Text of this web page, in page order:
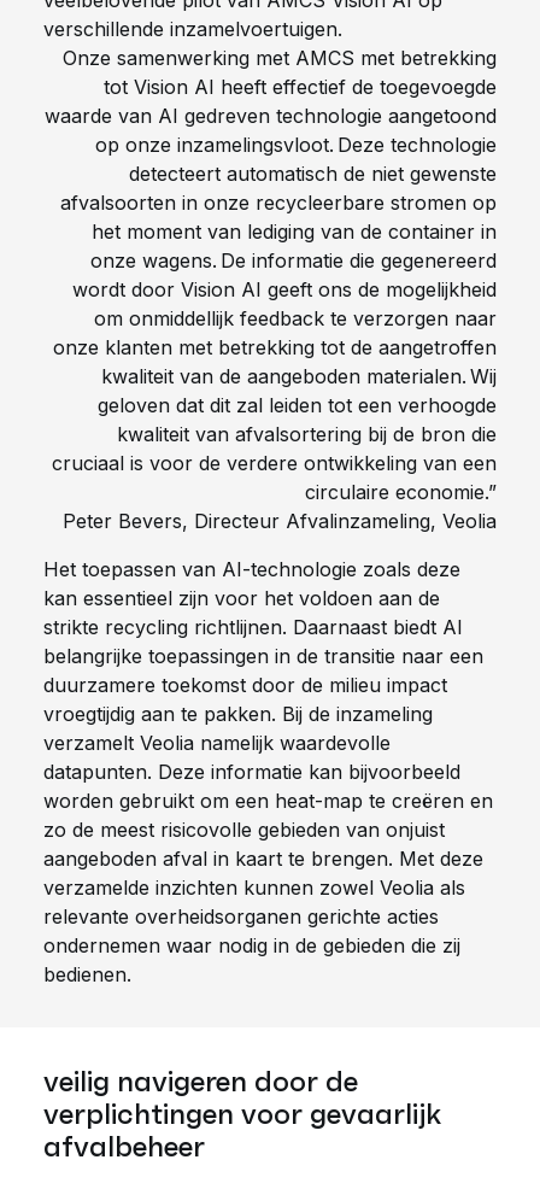
verschillende inzamelvoertuigen.
Onze samenwerking met AMCS met betrekking
tot Vision AI heeft effectief de toegevoegde
waarde van AI gedreven technologie aangetoond
op onze inzamelingsvloot. Deze technologie
detecteert automatisch de niet gewenste
afvalsoorten in onze recycleerbare stromen op
het moment van lediging van de container in
onze wagens. De informatie die gegenereerd
wordt door Vision AI geeft ons de mogelijkheid
om onmiddellijk feedback te verzorgen naar
onze klanten met betrekking tot de aangetroffen
kwaliteit van de aangeboden materialen. Wij
geloven dat dit zal leiden tot een verhoogde
kwaliteit van afvalsortering bij de bron die
cruciaal is voor de verdere ontwikkeling van een
circulaire economie.”
Peter Bevers, Directeur Afvalinzameling, Veolia
Het toepassen van AI-technologie zoals deze
kan essentieel zijn voor het voldoen aan de
strikte recycling richtlijnen. Daarnaast biedt AI
belangrijke toepassingen in de transitie naar een
duurzamere toekomst door de milieu impact
vroegtijdig aan te pakken. Bij de inzameling
verzamelt Veolia namelijk waardevolle
datapunten. Deze informatie kan bijvoorbeeld
worden gebruikt om een heat-map te creëren en
zo de meest risicovolle gebieden van onjuist
aangeboden afval in kaart te brengen. Met deze
verzamelde inzichten kunnen zowel Veolia als
relevante overheidsorganen gerichte acties
ondernemen waar nodig in de gebieden die zij
bedienen.
veilig navigeren door de
verplichtingen voor gevaarlijk
afvalbeheer